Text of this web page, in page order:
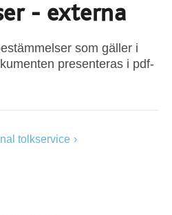
- externa
som gäller i
presenteras i pdf-
tolkservice